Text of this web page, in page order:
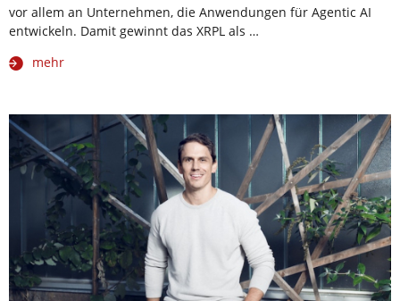
vor allem an Unternehmen, die Anwendungen für Agentic AI
entwickeln. Damit gewinnt das XRPL als …
mehr